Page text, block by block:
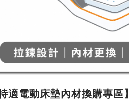
特適電動床墊內材換購專區】